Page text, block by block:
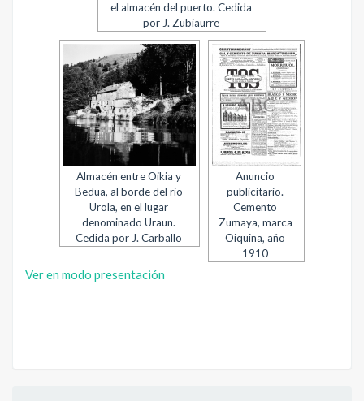
el almacén del puerto. Cedida
por J. Zubiaurre
Almacén entre Oikia y
Bedua, al borde del rio
Urola, en el lugar
denominado Uraun.
Cedida por J. Carballo
Anuncio
publicitario.
Cemento
Zumaya, marca
Oiquina, año
1910
Ver en modo presentación